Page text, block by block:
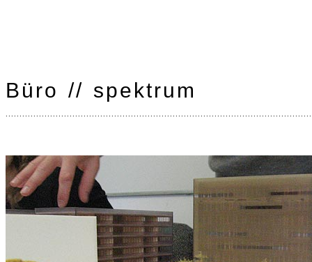
Büro // spektrum